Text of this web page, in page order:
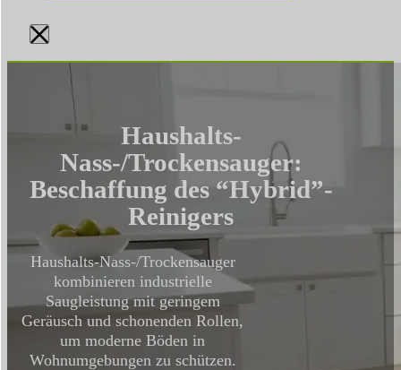
×
Haushalts-
Nass-/Trockensauger:
Beschaffung des “Hybrid”-
Reinigers
Haushalts-Nass-/Trockensauger
kombinieren industrielle
Saugleistung mit geringem
Geräusch und schonenden Rollen,
um moderne Böden in
Wohnumgebungen zu schützen.